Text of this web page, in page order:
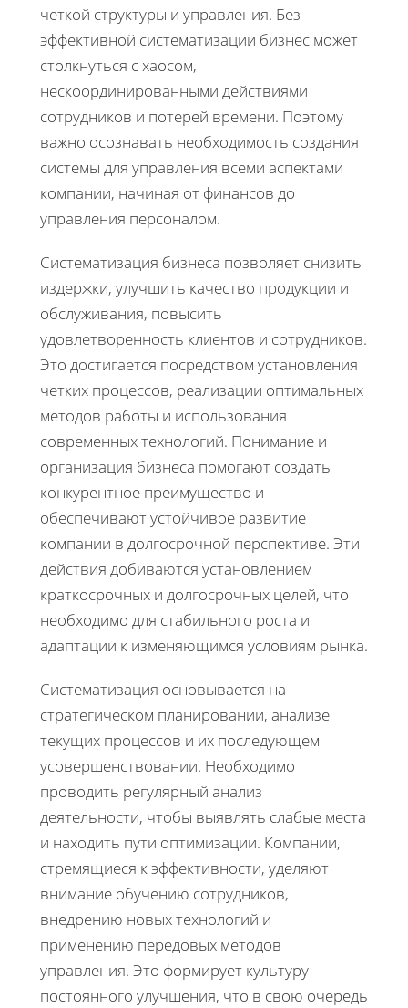
четкой структуры и управления. Без
эффективной систематизации бизнес может
столкнуться с хаосом,
нескоординированными действиями
сотрудников и потерей времени. Поэтому
важно осознавать необходимость создания
системы для управления всеми аспектами
компании, начиная от финансов до
управления персоналом.
Систематизация бизнеса позволяет снизить
издержки, улучшить качество продукции и
обслуживания, повысить
удовлетворенность клиентов и сотрудников.
Это достигается посредством установления
четких процессов, реализации оптимальных
методов работы и использования
современных технологий. Понимание и
организация бизнеса помогают создать
конкурентное преимущество и
обеспечивают устойчивое развитие
компании в долгосрочной перспективе. Эти
действия добиваются установлением
краткосрочных и долгосрочных целей, что
необходимо для стабильного роста и
адаптации к изменяющимся условиям рынка.
Систематизация основывается на
стратегическом планировании, анализе
текущих процессов и их последующем
усовершенствовании. Необходимо
проводить регулярный анализ
деятельности, чтобы выявлять слабые места
и находить пути оптимизации. Компании,
стремящиеся к эффективности, уделяют
внимание обучению сотрудников,
внедрению новых технологий и
применению передовых методов
управления. Это формирует культуру
постоянного улучшения, что в свою очередь